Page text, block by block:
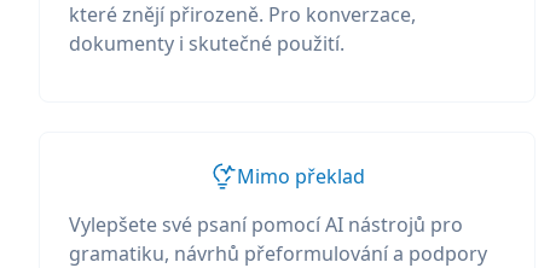
které znějí přirozeně. Pro konverzace,
dokumenty i skutečné použití.
Mimo překlad
Vylepšete své psaní pomocí AI nástrojů pro
gramatiku, návrhů přeformulování a podpory